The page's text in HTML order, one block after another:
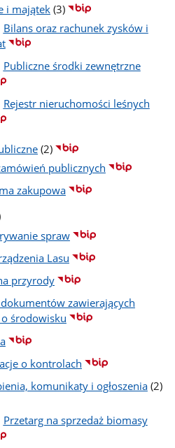
i majątek liczba
podstron
(3)
Bilans oraz rachunek zysków i
Publiczne środki zewnętrzne
Rejestr nieruchomości leśnych
liczba
podstron
(2)
publicznych
zakupowa
spraw
Lasu
przyrody
zawierających
środowisku
o kontrolach
komunikaty i ogłoszenia (2)
Przetarg na sprzedaż biomasy